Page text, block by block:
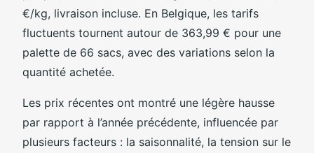
€/kg, livraison incluse. En Belgique, les tarifs
fluctuents tournent autour de 363,99 € pour une
palette de 66 sacs, avec des variations selon la
quantité achetée.
Les prix récentes ont montré une légère hausse
par rapport à l’année précédente, influencée par
plusieurs facteurs : la saisonnalité, la tension sur le